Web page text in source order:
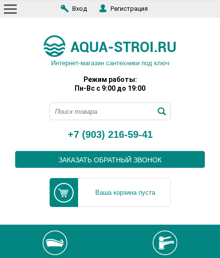
Вход Регистрация
Интернет-магазин сантехники под ключ
Режим работы:
Пн-Вс с 9:00 до 19:00
+7 (903) 216-59-41
ЗАКАЗАТЬ ОБРАТНЫЙ ЗВОНОК
Ваша корзина пуста